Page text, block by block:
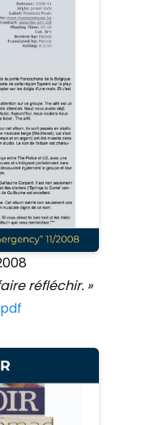
réfléchir. »